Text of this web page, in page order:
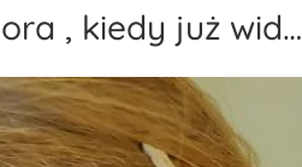
, kiedy już wid…